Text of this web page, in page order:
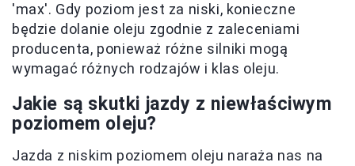
'max'. Gdy poziom jest za niski, konieczne
będzie dolanie oleju zgodnie z zaleceniami
producenta, ponieważ różne silniki mogą
wymagać różnych rodzajów i klas oleju.
Jakie są skutki jazdy z niewłaściwym
poziomem oleju?
Jazda z niskim poziomem oleju naraża nas na